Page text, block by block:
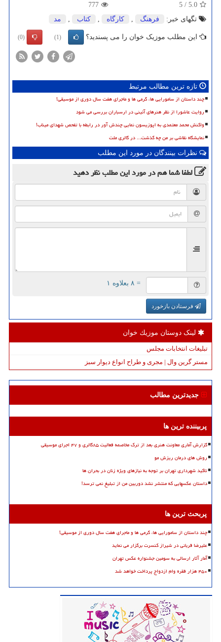
5.0
/
5
777
تگهای خبر:
فرهنگ كارگاه كتاب مد
این مطلب موزیک خوان را می پسندید؟ (1)
(0)
تازه ترین مطالب مرتبط
چند داستان از سامورایی ها، گرمی ها و ماجرای هفت سال دوری از موسیقی!
روایت عاشورا از نظر هنرهای آئینی در ارسباران بررسی می شود
واکنش محمد معتمدی به اپوزیسون نمایی چندش آور در رابطه با تفحص شهدای میناب!
نمایشگاه نقاشی بر من چه گذشت... در گالری ملت
نظرات بینندگان در مورد این مطلب
لطفا شما همدر مورد این مطلبنظر دهید
= ۸ بعلاوه ۱
فرستادن بازخورد
لینک دوستان موزیك خوان
تبلیغات انتخابات مجلس
مستر گرین وال | مجری و طراح انواع دیوار سبز
جدیدترین مطالب
پربیننده ترین ها
گزارش آماری معاونت هنری بعد از ترک مخاصمه فعالیت ۸۵گالری و ۴۷ اجرای موسیقی
روش های درمان ریزش مو
تاکید شهرداری تهران بر توجه به نیازهای ویژه زنان در بحران ها
داستان عکسهایی که منتشر نشد دوربین من از تبلیغ نمی ترسد!
پربحث ترین ها
چند داستان از سامورایی ها، گرمی ها و ماجرای هفت سال دوری از موسیقی!
علیرضا قربانی در شیراز کنسرت برگزار می نماید
آمار آثار ارسالی به سومین جشنواره عکس تهران
۴۵۰ هزار فقره وام ازدواج پرداخت خواهد شد